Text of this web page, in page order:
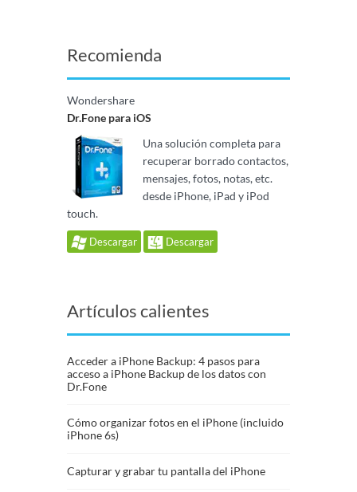
Recomienda
Wondershare
Dr.Fone para iOS
Una solución completa para
recuperar borrado contactos,
mensajes, fotos, notas, etc.
desde iPhone, iPad y iPod
touch.
Descargar Descargar
Artículos calientes
Acceder a iPhone Backup: 4 pasos para
acceso a iPhone Backup de los datos con
Dr.Fone
Cómo organizar fotos en el iPhone (incluido
iPhone 6s)
Capturar y grabar tu pantalla del iPhone